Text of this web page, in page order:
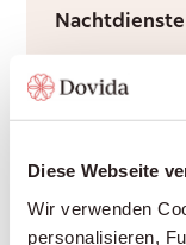
Diese Webseite
Wir verwenden
personalisieren,
Nachtdienste
Ruhige
durch
Grundpflege